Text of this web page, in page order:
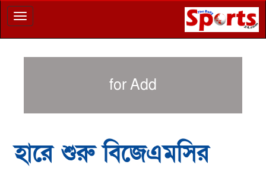
Toggle
navigation
for Add
হারে শুরু বিজেএমসির